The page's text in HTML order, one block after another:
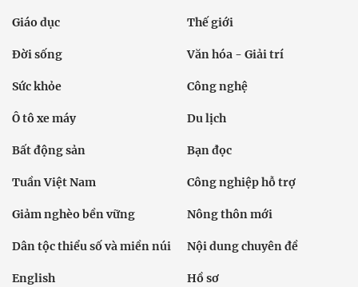
Giáo dục Thế giới
Đời sống Văn hóa - Giải trí
Sức khỏe Công nghệ
Ô tô xe máy Du lịch
Bất động sản Bạn đọc
Tuần Việt Nam Công nghiệp hỗ trợ
Giảm nghèo bền vững Nông thôn mới
Dân tộc thiểu số và miền núi Nội dung chuyên đề
English Hồ sơ